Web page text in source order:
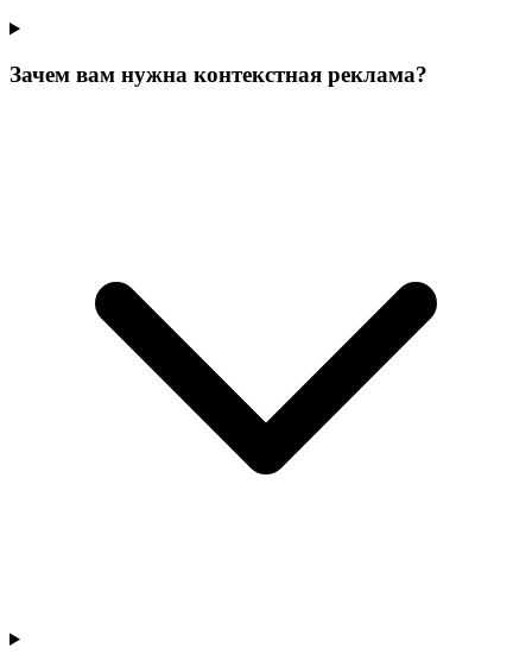
Зачем вам нужна контекстная реклама?